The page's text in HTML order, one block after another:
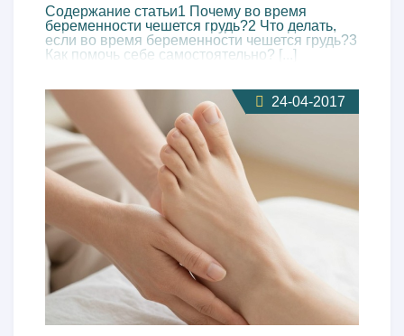
Содержание статьи1 Почему во время
беременности чешется грудь?2 Что делать,
если во время беременности чешется грудь?3
Как помочь себе самостоятельно? [...]
24-04-2017